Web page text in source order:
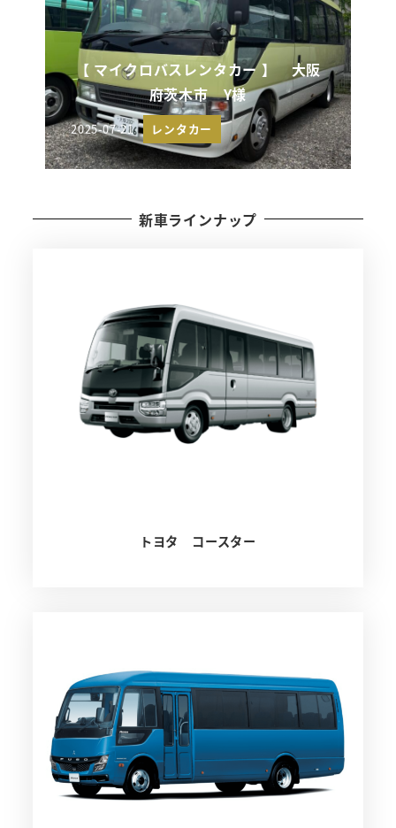
【 マイクロバスレンタカー 】 大阪
府茨木市 Y様
投稿日
2025-07-21 レンタカー
新車ラインナップ
トヨタ コースター